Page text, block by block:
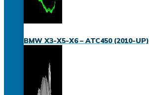
BMW X3-X5-X6 – ATC450 (2010-UP)